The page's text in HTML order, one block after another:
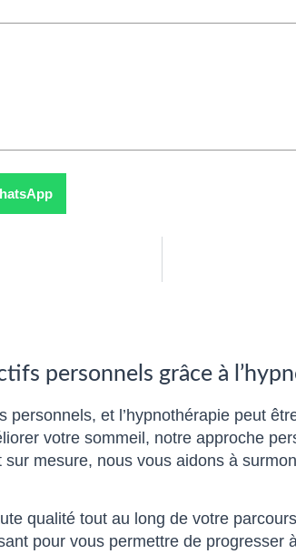
personnels grâce à
et l’hypnothérapie peut
votre sommeil, notre approche
mesure, nous vous aidons à
qualité tout au long de votre
pour vous permettre de